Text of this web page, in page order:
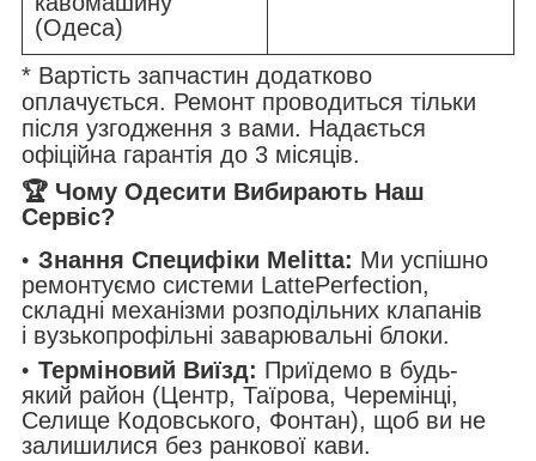
(Одеса)
* Вартість запчастин додатково
оплачується. Ремонт проводиться тільки
після узгодження з вами. Надається
офіційна гарантія до 3 місяців.
🏆 Чому Одесити Вибирають Наш
Сервіс?
Знання Специфіки Melitta: Ми успішно
ремонтуємо системи LattePerfection,
складні механізми розподільних клапанів
і вузькопрофільні заварювальні блоки.
Терміновий Виїзд: Приїдемо в будь-
який район (Центр, Таїрова, Черемінці,
Селище Кодовського, Фонтан), щоб ви не
залишилися без ранкової кави.